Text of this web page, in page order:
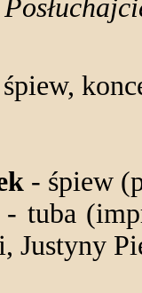
- śpiew
tuba
Justyny